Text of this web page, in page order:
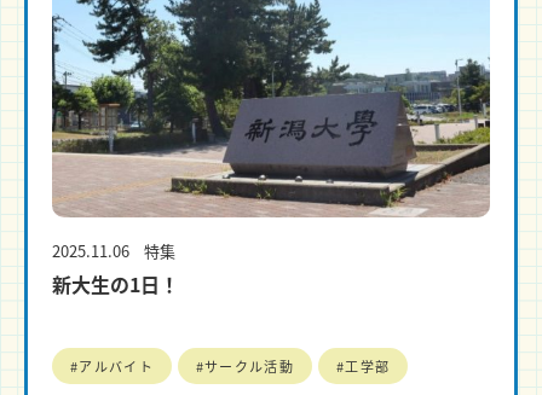
2025.11.06 特集
新大生の1日！
#アルバイト #サークル活動 #工学部